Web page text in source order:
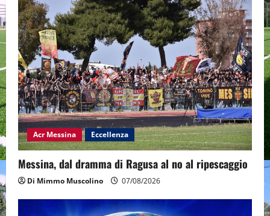
Acr Messina Eccellenza
Messina, dal dramma di Ragusa al no al ripescaggio
Di Mimmo Muscolino 07/08/2026